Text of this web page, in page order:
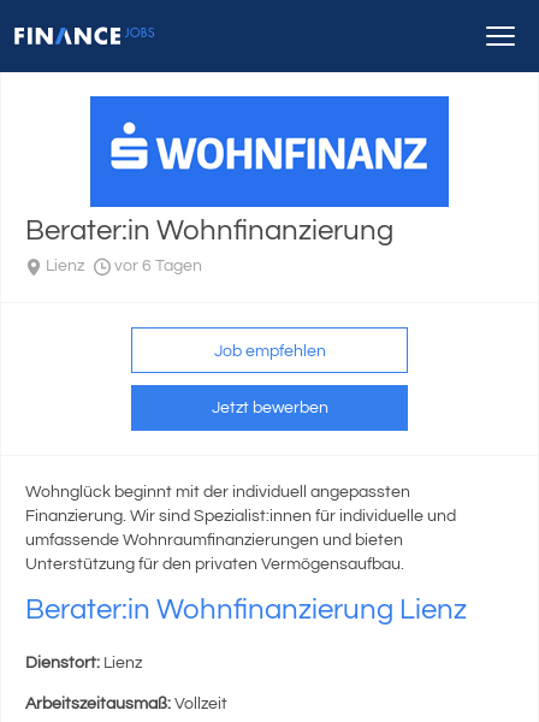
Berater:in Wohnfinanzierung
Lienz vor 6 Tagen
Job empfehlen
Jetzt bewerben
Wohnglück beginnt mit der individuell angepassten
Finanzierung. Wir sind Spezialist:innen für individuelle und
umfassende Wohnraumfinanzierungen und bieten
Unterstützung für den privaten Vermögensaufbau.
Berater:in Wohnfinanzierung Lienz
Dienstort: Lienz
Arbeitszeitausmaß: Vollzeit